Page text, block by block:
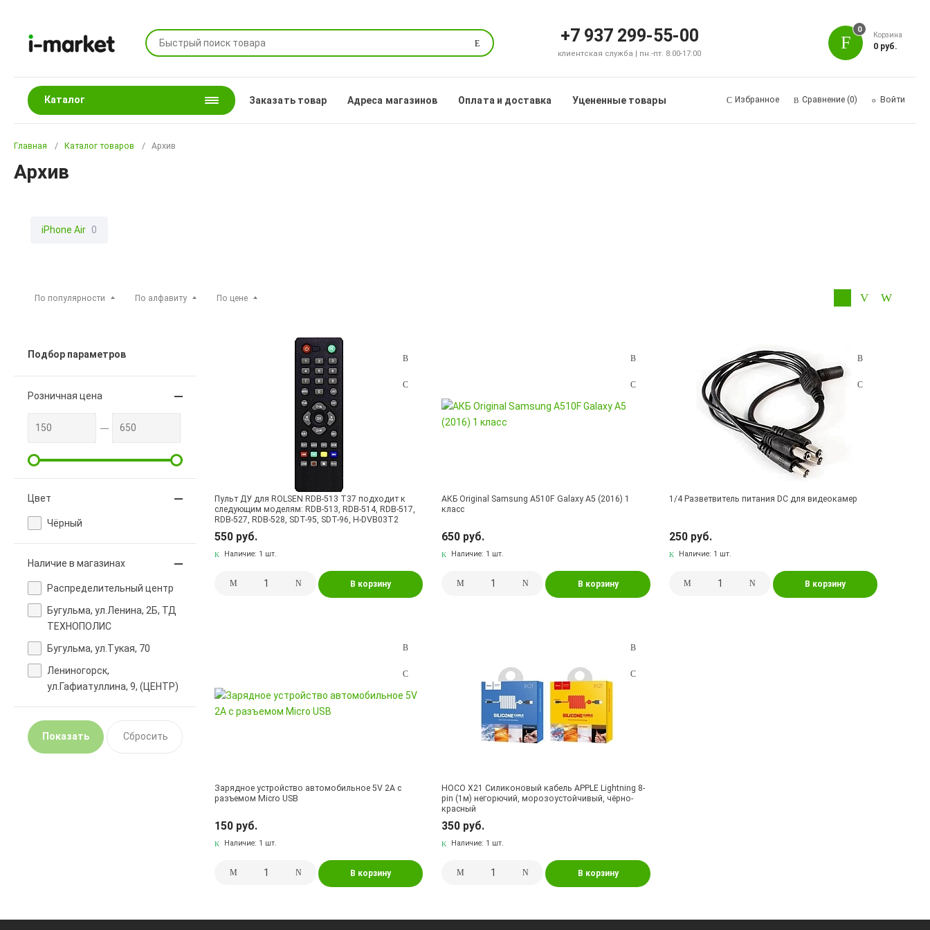
Поиск +7 937 299-55-00
клиентская служба | пн.-пт. 8:00-17:00
0
Корзина
0 руб.
Каталог Заказать товар Адреса магазинов Оплата и доставка Уцененные товары Избранное Сравнение (0) Войти
Главная Каталог товаров Архив
Архив
iPhone Air 0
По популярности По алфавиту По цене
Подбор параметров
Розничная цена
Цвет
Чёрный
Наличие в магазинах
Pаспределительный центр
Бугульма, ул.Ленина, 2Б, ТД
ТЕХНОПОЛИС
Бугульма, ул.Тукая, 70
Лениногорск,
ул.Гафиатуллина, 9, (ЦЕНТР)
Пульт ДУ для ROLSEN RDB-513 T37 подходит к
следующим моделям: RDB-513, RDB-514, RDB-517,
RDB-527, RDB-528, SDT-95, SDT-96, H-DVB03T2
550 руб.
Наличие: 1 шт.
В корзину
АКБ Original Samsung A510F Galaxy A5 (2016) 1
класс
650 руб.
Наличие: 1 шт.
В корзину
1/4 Разветвитель питания DC для видеокамер
250 руб.
Наличие: 1 шт.
В корзину
Зарядное устройство автомобильное 5V 2A с
разъемом Micro USB
150 руб.
Наличие: 1 шт.
В корзину
HOCO X21 Силиконовый кабель APPLE Lightning 8-
pin (1м) негорючий, морозоустойчивый, чёрно-
красный
350 руб.
Наличие: 1 шт.
В корзину